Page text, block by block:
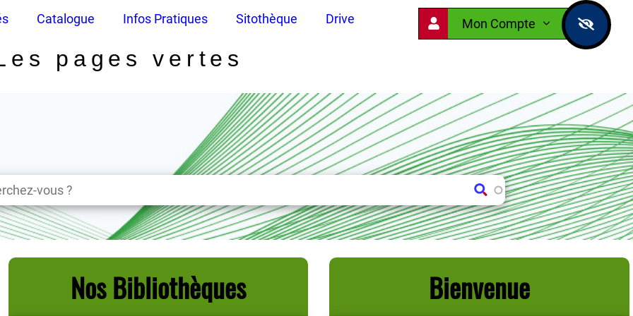
Catalogue Infos Pratiques Sitothèque Drive
pages vertes
Mon Compte
Nos Bibliothèques Bienvenue